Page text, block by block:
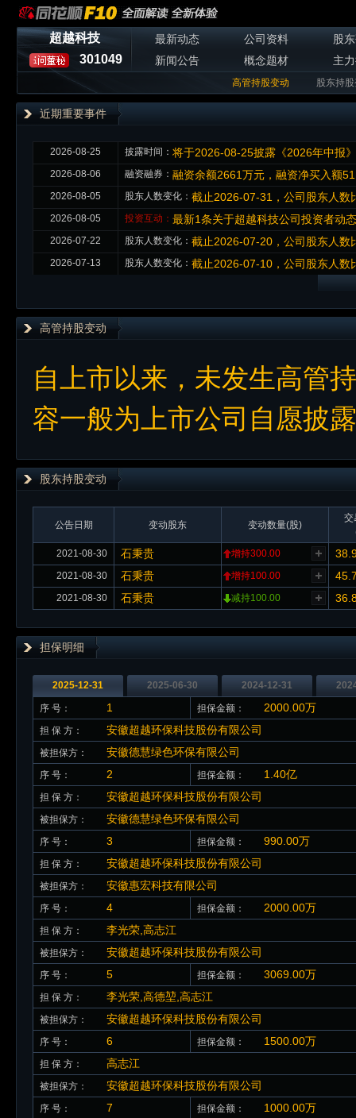
超越科技
301049
最新动态 公司资料
股
新闻公告
概念题材 主
高管持股变动 股东持
近期重要事件
2026-08-25 披露时间： 将于2026-08-25披露《2026年中报》
2026-08-06 融资融券： 融资余额2661万元，融资净买入额
2026-08-05 股东人数变化： 截止2026-07-31，公司股东人
2026-08-05 投资互动： 最新1条关于超越科技公司投资者动
2026-07-22 股东人数变化： 截止2026-07-20，公司股东人
2026-07-13 股东人数变化： 截止2026-07-10，公司股东人
高管持股变动
自上市以来，未发生高管
容一般为上市公司自愿披
股东持股变动
公告日期 变动股东 变动数量(股)
交
2021-08-30
石秉贵 增持300.00
2021-08-30 石秉贵 增持100.00
2021-08-30 石秉贵 减持100.00
担保明细
2025-12-31 2025-06-30 2024-12-31
序 号： 1 担保金额： 2000.00万
担 保 方： 安徽超越环保科技股份有限公司
被担保方： 安徽德慧绿色环保有限公司
序 号： 2 担保金额： 1.40亿
担 保 方： 安徽超越环保科技股份有限公司
被担保方： 安徽德慧绿色环保有限公司
序 号： 3 担保金额： 990.00万
担 保 方： 安徽超越环保科技股份有限公司
被担保方： 安徽惠宏科技有限公司
序 号： 4 担保金额： 2000.00万
担 保 方： 李光荣,高志江
被担保方： 安徽超越环保科技股份有限公司
序 号： 5 担保金额： 3069.00万
担 保 方： 李光荣,高德堃,高志江
被担保方： 安徽超越环保科技股份有限公司
序 号： 6 担保金额： 1500.00万
担 保 方： 高志江
被担保方： 安徽超越环保科技股份有限公司
序 号： 7 担保金额： 1000.00万